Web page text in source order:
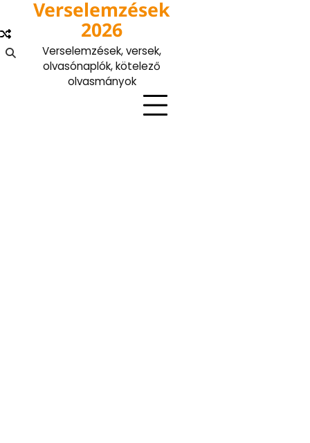
content
Verselemzések
2026
Verselemzések, versek,
olvasónaplók, kötelező
olvasmányok